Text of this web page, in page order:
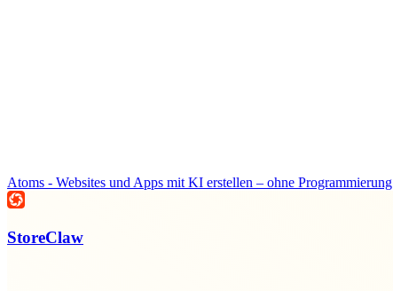
Atoms - Websites und Apps mit KI erstellen – ohne Programmierung
StoreClaw